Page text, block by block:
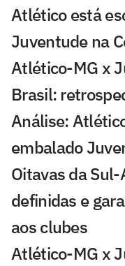
Atlético está
Juventude na
Atlético-MG x
Brasil:
Análise:
embalado
Oitavas da
definidas e
aos clubes
Atlético-MG x